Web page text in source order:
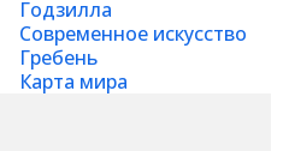
Годзилла
Современное искусство
Гребень
Карта мира